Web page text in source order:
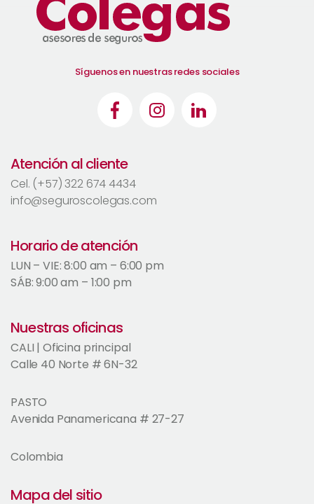
Síguenos en nuestras redes sociales
Atención al cliente
Cel. (+57) 322 674 4434
info@seguroscolegas.com
Horario de atención
LUN – VIE: 8:00 am – 6:00 pm
SÁB: 9:00 am – 1:00 pm
Nuestras oficinas
CALI | Oficina principal
Calle 40 Norte # 6N-32
PASTO
Avenida Panamericana # 27-27
Colombia
Mapa del sitio